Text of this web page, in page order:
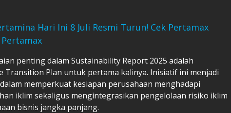
Hari Ini 8 Juli Resmi Turun! Cek Pertamax
penting dalam Sustainability Report 2025 adalah
Transition Plan untuk pertama kalinya. Inisiatif ini menjadi
memperkuat kesiapan perusahaan menghadapi
iklim sekaligus mengintegrasikan pengelolaan risiko iklim
bisnis jangka panjang.